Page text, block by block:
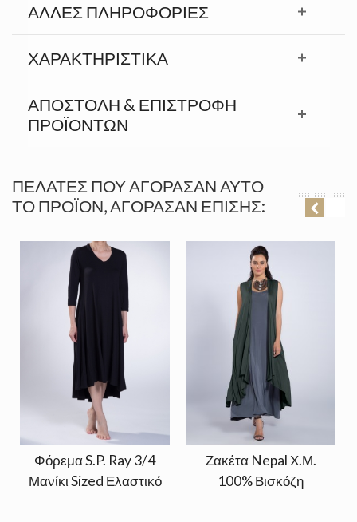
ΆΛΛΕΣ ΠΛΗΡΟΦΟΡΊΕΣ
ΧΑΡΑΚΤΗΡΙΣΤΙΚΆ
ΑΠΟΣΤΟΛΉ & ΕΠΙΣΤΡΟΦΉ
ΠΡΟΪΟΝΤΩΝ
ΠΕΛΆΤΕΣ ΠΟΥ ΑΓΌΡΑΣΑΝ ΑΥΤΌ
ΤΟ ΠΡΟΪΌΝ, ΑΓΌΡΑΣΑΝ ΕΠΊΣΗΣ:
Φόρεμα S.P. Ray 3/4
Μανίκι Sized Ελαστικό
Ζακέτα Nepal Χ.Μ.
100% Βισκόζη